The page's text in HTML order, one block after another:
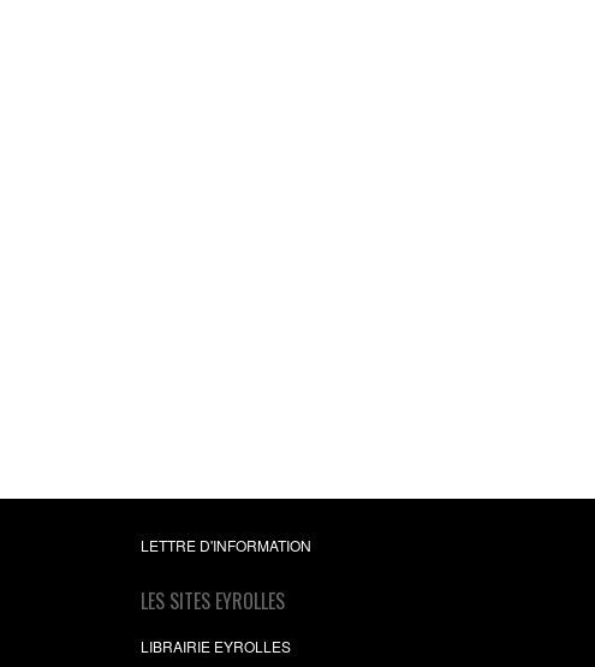
LETTRE D'INFORMATION
LES SITES EYROLLES
LIBRAIRIE EYROLLES